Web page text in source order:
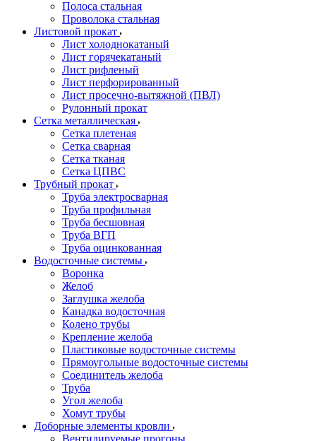
Полоса стальная
Проволока стальная
Листовой прокат
Лист холоднокатаный
Лист горячекатаный
Лист рифленый
Лист перфорированный
Лист просечно-вытяжной (ПВЛ)
Рулонный прокат
Сетка металлическая
Сетка плетеная
Сетка сварная
Сетка тканая
Сетка ЦПВС
Трубный прокат
Труба электросварная
Труба профильная
Труба бесшовная
Труба ВГП
Труба оцинкованная
Водосточные системы
Воронка
Желоб
Заглушка желоба
Канадка водосточная
Колено трубы
Крепление желоба
Пластиковые водосточные системы
Прямоугольные водосточные системы
Соединитель желоба
Труба
Угол желоба
Хомут трубы
Доборные элементы кровли
Вентилируемые прогоны